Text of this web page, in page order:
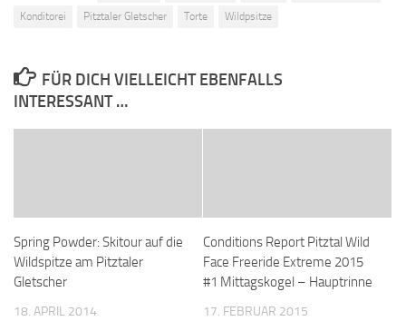
Konditorei
Pitztaler Gletscher Torte Wildpsitze
FÜR DICH VIELLEICHT EBENFALLS
INTERESSANT …
Spring Powder: Skitour auf die
Wildspitze am Pitztaler
Gletscher
18. APRIL 2014
Conditions Report Pitztal Wild
Face Freeride Extreme 2015
#1 Mittagskogel – Hauptrinne
17. FEBRUAR 2015